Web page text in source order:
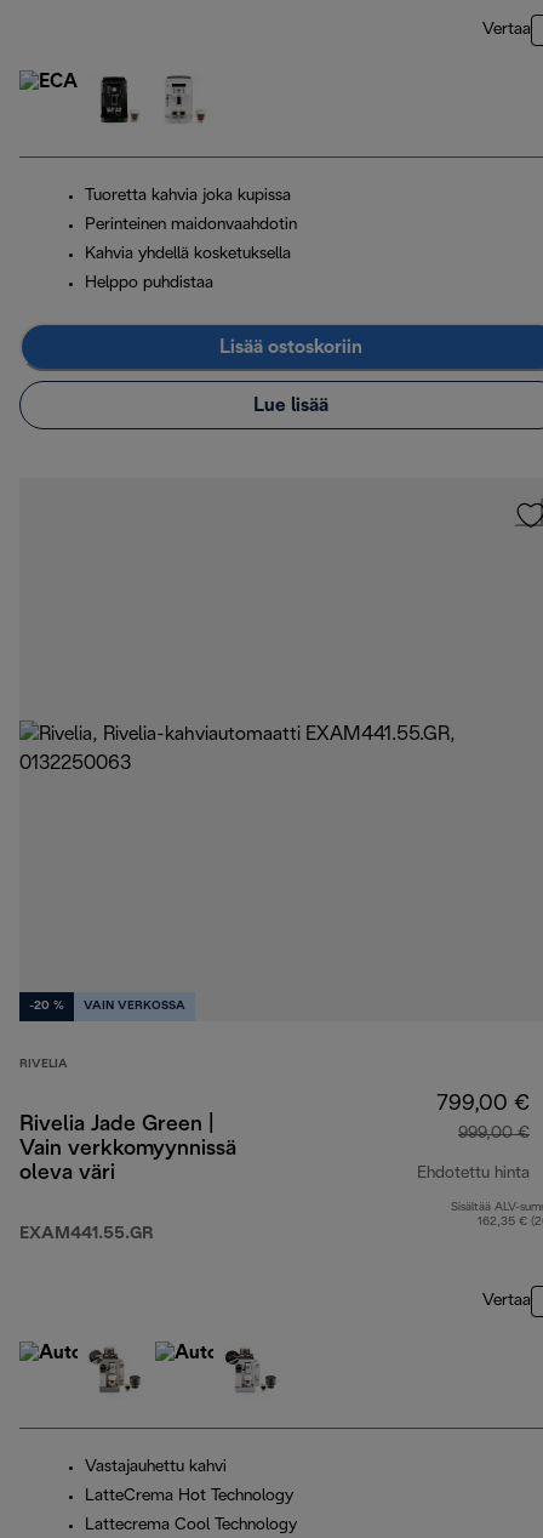
Vertaa
Tuoretta kahvia joka kupissa
Perinteinen maidonvaahdotin
Kahvia yhdellä kosketuksella
Helppo puhdistaa
Lisää ostoskoriin
Lue lisää
-20 % VAIN VERKOSSA
RIVELIA
Rivelia Jade Green |
Vain verkkomyynnissä
oleva väri
EXAM441.55.GR
799,00 €
999,00 €
Ehdotettu hinta
Sisältää ALV-
162,35 €
Vertaa
Vastajauhettu kahvi
LatteCrema Hot Technology
Lattecrema Cool Technology